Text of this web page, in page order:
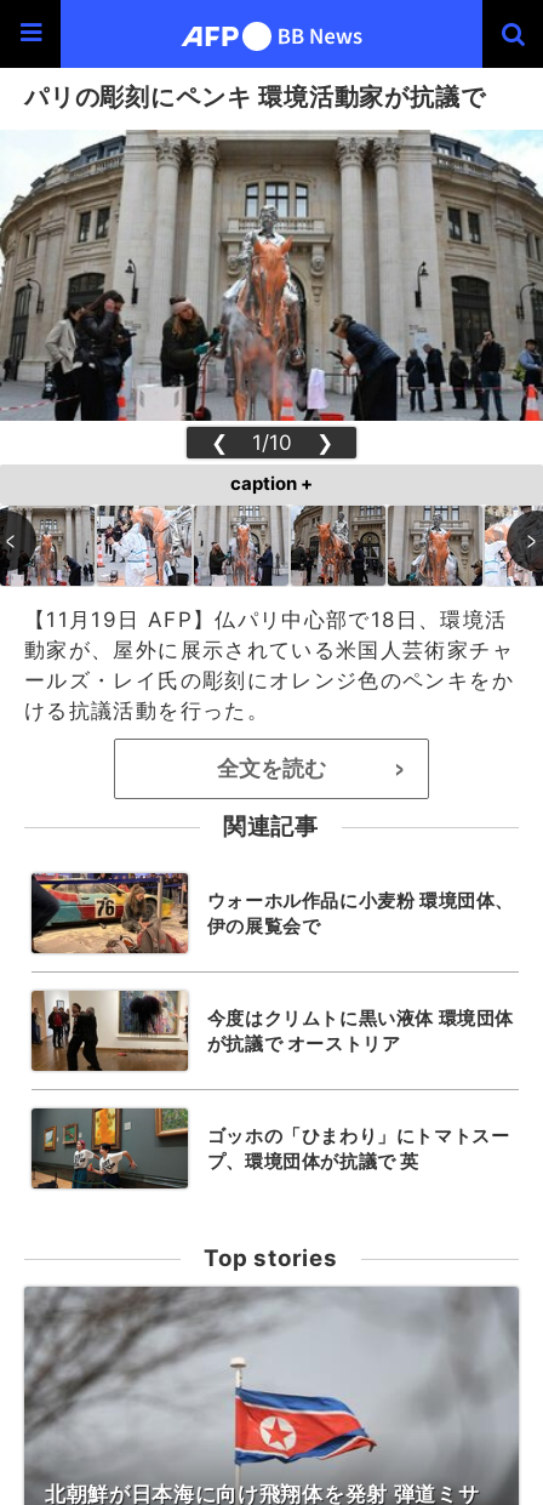
パリの彫刻にペンキ 環境活動家が抗議で
❮ 1/10 ❯
caption +
【11月19日 AFP】仏パリ中心部で18日、環境活
動家が、屋外に展示されている米国人芸術家チャ
ールズ・レイ氏の彫刻にオレンジ色のペンキをか
ける抗議活動を行った。
全文を読む >
関連記事
ウォーホル作品に小麦粉 環境団体、
伊の展覧会で
今度はクリムトに黒い液体 環境団体
が抗議で オーストリア
ゴッホの「ひまわり」にトマトスー
プ、環境団体が抗議で 英
Top stories
北朝鮮が日本海に向け飛翔体を発射 弾道ミサ